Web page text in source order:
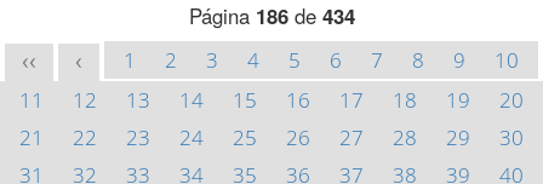
Página 186de 434
<< < 1 2 3 4 5 6 7 8 9
10
11
12 13 14 15 16 17 18 19
20
21
22 23 24 25 26 27 28 29
30
31
32 33 34 35 36 37 38 39
40